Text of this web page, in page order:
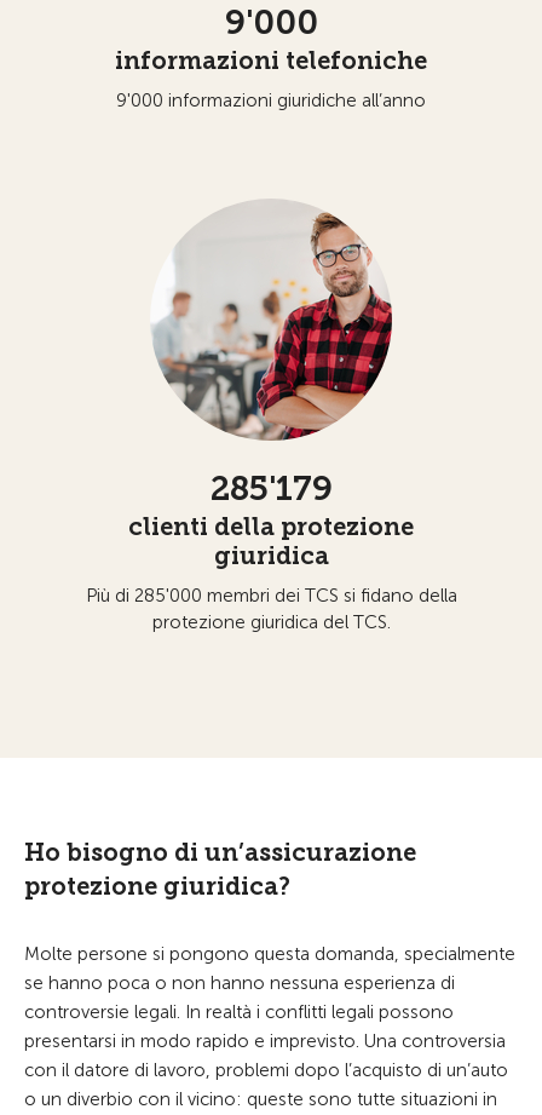
9'000
informazioni telefoniche
9'000 informazioni giuridiche all’anno
285'179
clienti della protezione
giuridica
Più di 285'000 membri dei TCS si fidano della
protezione giuridica del TCS.
Ho bisogno di un’assicurazione
protezione giuridica?
Molte persone si pongono questa domanda, specialmente
se hanno poca o non hanno nessuna esperienza di
controversie legali. In realtà i conflitti legali possono
presentarsi in modo rapido e imprevisto. Una controversia
con il datore di lavoro, problemi dopo l’acquisto di un’auto
o un diverbio con il vicino: queste sono tutte situazioni in